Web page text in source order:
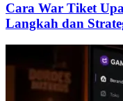
Cara War Tiket
Langkah dan